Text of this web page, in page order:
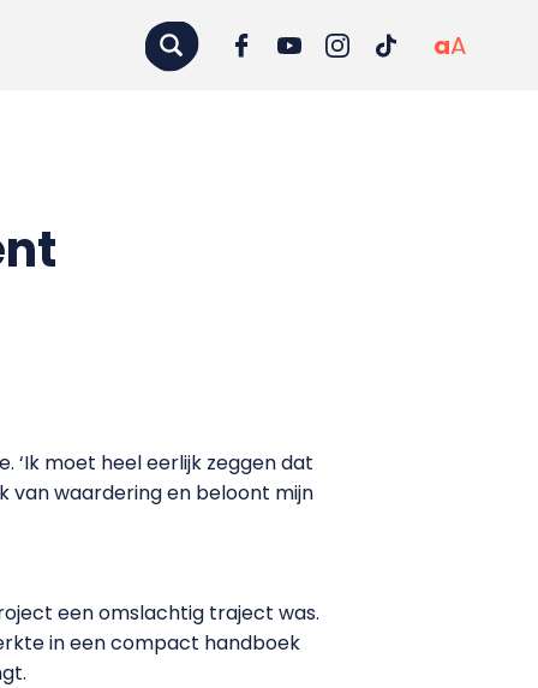
aA
‘Ik moet heel eerlijk zeggen dat
van waardering en beloont mijn
een omslachtig traject was.
in een compact handboek